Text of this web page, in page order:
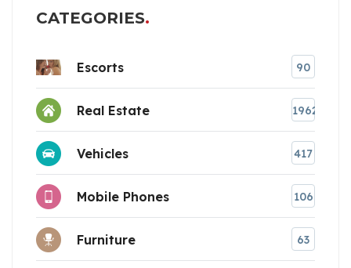
CATEGORIES
Escorts 90
Real Estate 1962
Vehicles 417
Mobile Phones 106
Furniture 63